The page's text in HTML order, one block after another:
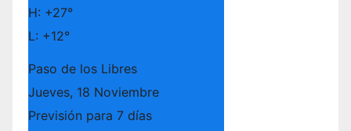
H: +27°
L: +12°
Paso de los Libres
Jueves, 18 Noviembre
Previsión para 7 días